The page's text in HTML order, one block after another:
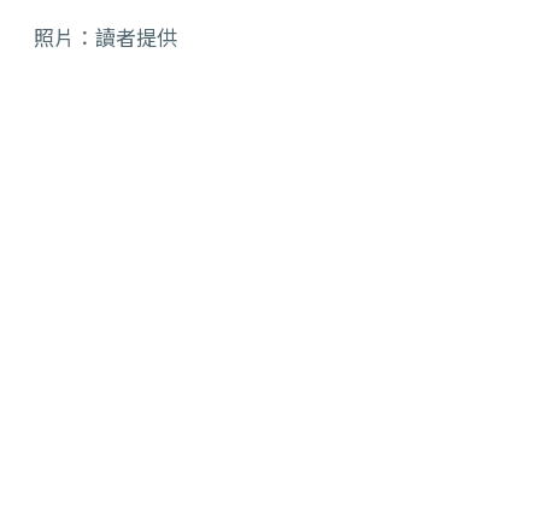
照片：讀者提供